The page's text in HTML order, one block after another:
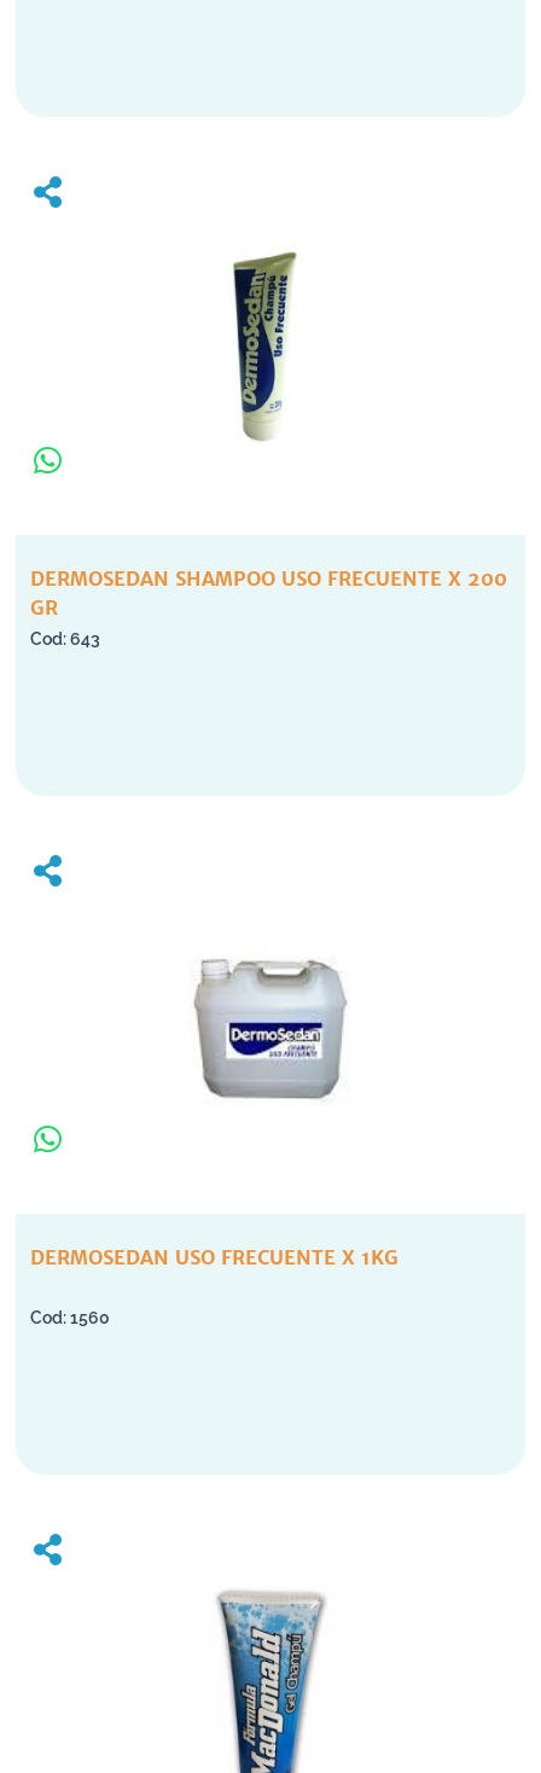
DERMOSEDAN SHAMPOO USO FRECUENTE X 200
GR
643
DERMOSEDAN USO FRECUENTE X 1KG
1560